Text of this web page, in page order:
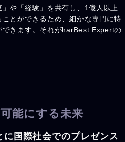
や「経験」を共有し、1億人以上
とができるため、細かな専門に特
できます。それがharBest Expertの
能にする未来
国際社会でのプレゼンス